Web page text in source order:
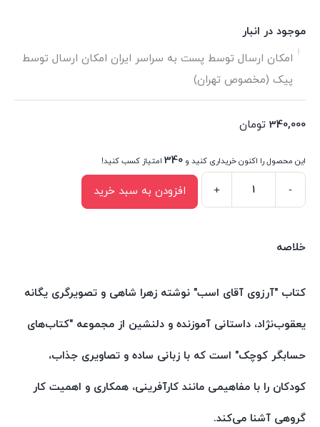
موجود در انبار
امکان ارسال توسط پست به سراسر ایران امکان ارسال توسط
پیک (مخصوص تهران)
340,000 تومان
این محصول را اکنون خریداری کنید و 340 امتیاز کسب کنید!
آقای
اثر
شاهی
انتشارات
شرق
عدد
-
+ افزودن به سبد خرید
خلاصه
کتاب "آرزوی آقای اسب" نوشته زهرا شاهی و تصویرگری یگانه
یعقوب‌نژاد، داستانی آموزنده و دلنشین از مجموعه "کتاب‌های
حسابگر کوچک" است که با زبانی ساده و تصاویری جذاب،
کودکان را با مفاهیمی مانند کارآفرینی، همکاری و اهمیت کار
گروهی آشنا می‌کند.